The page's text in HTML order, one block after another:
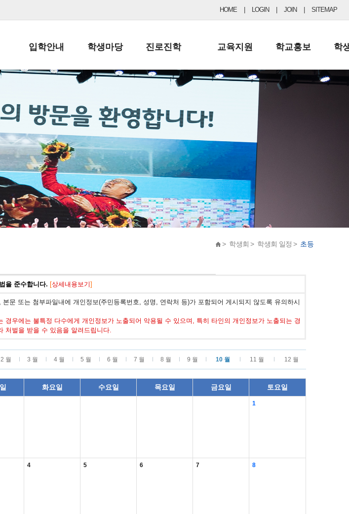
HOME LOGIN JOIN SITEMAP
안내
문제
입학안내
전-편입 서류양식
입학금/수업료
교복구입안내
학생마당
학생생활규정
학교신문
자율진로동아리
유초등 소식지
진로진학
공지사항 및 입시자료
드림레터
교육지원
행정실
학교운영위원회
학교건축기금
학교홍보
보도자료
학
> 학생회 > 학생회 일정 > 초등
을 준수합니다. [상세내용보기]
문 또는 첨부파일내에 개인정보(주민등록번호, 성명, 연락처 등)가 포함되어 게시되지 않도록 유의하시
경우에는 불특정 다수에게 개인정보가 노출되어 악용될 수 있으며, 특히 타인의 개인정보가 노출되는 경
처벌을 받을 수 있음을 알려드립니다.
2 월 3 월 4 월 5 월 6 월 7 월 8 월 9 월 10 월 11 월 12 월
화요일 수요일 목요일 금요일 토요일
1
4 5 6 7 8